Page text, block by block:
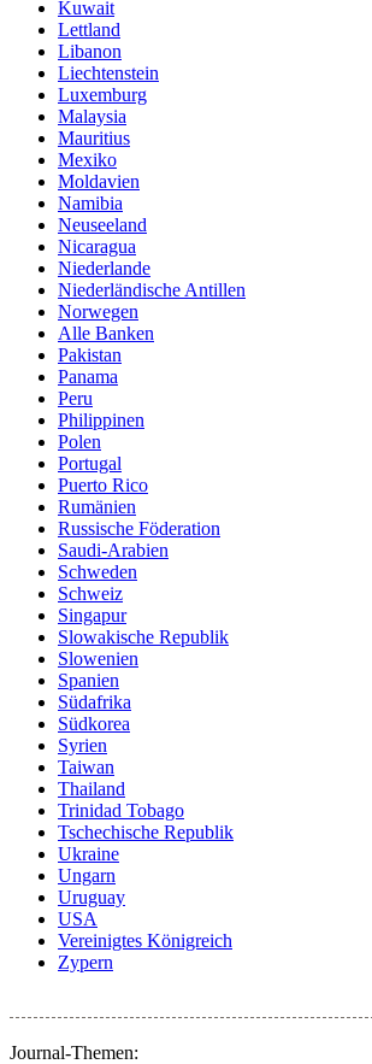
Kuwait
Lettland
Libanon
Liechtenstein
Luxemburg
Malaysia
Mauritius
Mexiko
Moldavien
Namibia
Neuseeland
Nicaragua
Niederlande
Niederländische Antillen
Norwegen
Alle Banken
Pakistan
Panama
Peru
Philippinen
Polen
Portugal
Puerto Rico
Rumänien
Russische Föderation
Saudi-Arabien
Schweden
Schweiz
Singapur
Slowakische Republik
Slowenien
Spanien
Südafrika
Südkorea
Syrien
Taiwan
Thailand
Trinidad Tobago
Tschechische Republik
Ukraine
Ungarn
Uruguay
USA
Vereinigtes Königreich
Zypern
Journal-Themen: